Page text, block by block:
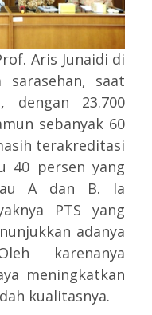
Aris Junaidi di
sarasehan, saat
dengan 23.700
sebanyak 60
terakreditasi
40 persen yang
A dan B. Ia
PTS yang
adanya
karenanya
meningkatkan
kualitasnya.